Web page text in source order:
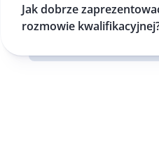
Jak dobrze
rozmowie